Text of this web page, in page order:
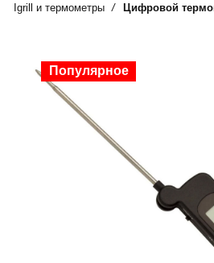
Igrill и термометры
Цифровой
Популярное
Популярное
Популярное